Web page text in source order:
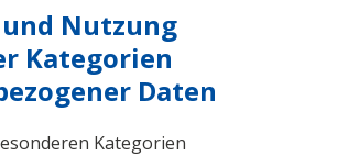
Nutzung
Kategorien
Daten
Kategorien